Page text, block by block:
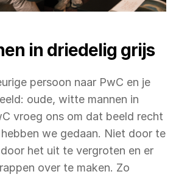
in driedelig grijs
persoon naar PwC en je
oude, witte mannen in
vroeg ons om dat beeld recht
we gedaan. Niet door te
het uit te vergroten en er
over te maken. Zo